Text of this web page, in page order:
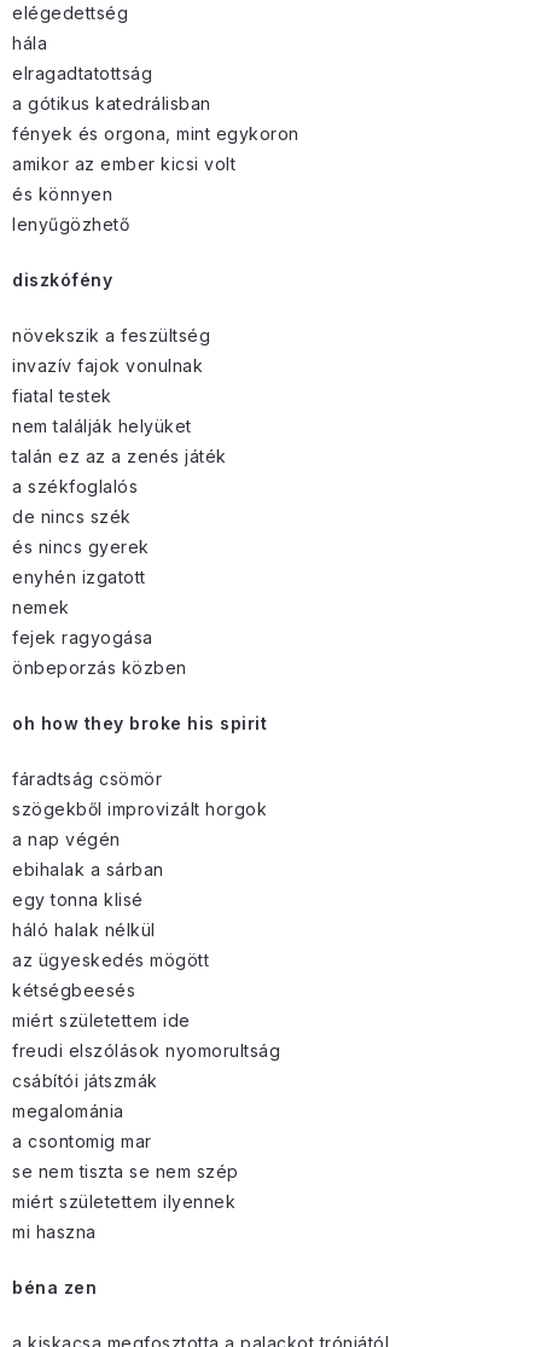
elégedettség
hála
elragadtatottság
a gótikus katedrálisban
fények és orgona, mint egykoron
amikor az ember kicsi volt
és könnyen
lenyűgözhető
diszkófény
növekszik a feszültség
invazív fajok vonulnak
fiatal testek
nem találják helyüket
talán ez az a zenés játék
a székfoglalós
de nincs szék
és nincs gyerek
enyhén izgatott
nemek
fejek ragyogása
önbeporzás közben
oh how they broke his spirit
fáradtság csömör
szögekből improvizált horgok
a nap végén
ebihalak a sárban
egy tonna klisé
háló halak nélkül
az ügyeskedés mögött
kétségbeesés
miért születettem ide
freudi elszólások nyomorultság
csábítói játszmák
megalománia
a csontomig mar
se nem tiszta se nem szép
miért születettem ilyennek
mi haszna
béna zen
a kiskacsa megfosztotta a palackot trónjától